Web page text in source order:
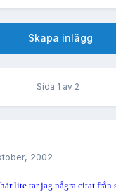
Skapa inlägg
Sida 1 av 2
2002
lite tar jag några citat från